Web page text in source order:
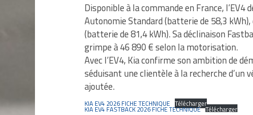
Disponible à la commande en France,
Autonomie Standard (batterie de 58,3
(batterie de 81,4 kWh). Sa déclinaison
grimpe à 46 890 € selon la motorisation.
Avec l’EV4, Kia confirme son ambition de
séduisant une clientèle à la recherche
ajoutée.
KIA EV4 2026 FICHE TECHNIQUE Télécharger
KIA EV4 FASTBACK 2026 FICHE TECHNIQUE Télécharger